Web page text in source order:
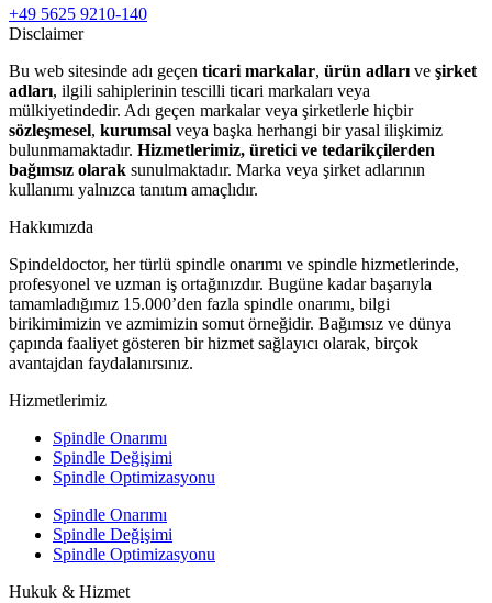
+49 5625 9210-140
Disclaimer
Bu web sitesinde adı geçen ticari markalar, ürün adları ve şirket
adları, ilgili sahiplerinin tescilli ticari markaları veya
mülkiyetindedir. Adı geçen markalar veya şirketlerle hiçbir
sözleşmesel, kurumsal veya başka herhangi bir yasal ilişkimiz
bulunmamaktadır. Hizmetlerimiz, üretici ve tedarikçilerden
bağımsız olarak sunulmaktadır. Marka veya şirket adlarının
kullanımı yalnızca tanıtım amaçlıdır.
Hakkımızda
Spindeldoctor, her türlü spindle onarımı ve spindle hizmetlerinde,
profesyonel ve uzman iş ortağınızdır. Bugüne kadar başarıyla
tamamladığımız 15.000’den fazla spindle onarımı, bilgi
birikimimizin ve azmimizin somut örneğidir. Bağımsız ve dünya
çapında faaliyet gösteren bir hizmet sağlayıcı olarak, birçok
avantajdan faydalanırsınız.
Hizmetlerimiz
Spindle Onarımı
Spindle Değişimi
Spindle Optimizasyonu
Spindle Onarımı
Spindle Değişimi
Spindle Optimizasyonu
Hukuk & Hizmet